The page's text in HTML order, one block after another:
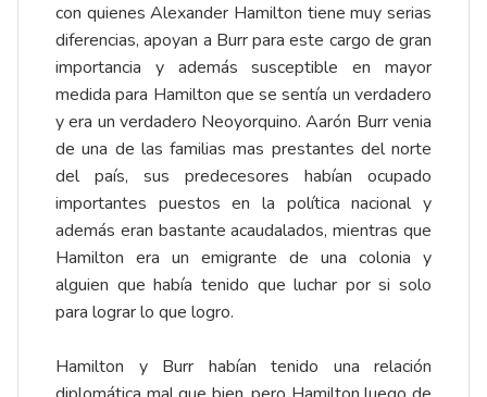
con quienes Alexander Hamilton tiene muy serias
diferencias, apoyan a Burr para este cargo de gran
importancia y además susceptible en mayor
medida para Hamilton que se sentía un verdadero
y era un verdadero Neoyorquino. Aarón Burr venia
de una de las familias mas prestantes del norte
del país, sus predecesores habían ocupado
importantes puestos en la política nacional y
además eran bastante acaudalados, mientras que
Hamilton era un emigrante de una colonia y
alguien que había tenido que luchar por si solo
para lograr lo que logro.
Hamilton y Burr habían tenido una relación